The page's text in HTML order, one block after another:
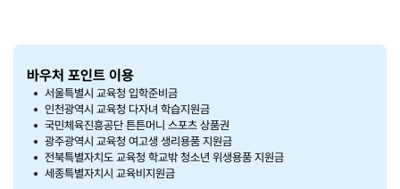
바우처 포인트 이용
서울특별시 교육청 입학준비금
인천광역시 교육청 다자녀 학습지원금
국민체육진흥공단 튼튼머니 스포츠 상품권
광주광역시 교육청 여고생 생리용품 지원금
전북특별자치도 교육청 학교밖 청소년 위생용품 지원금
세종특별자치시 교육비지원금